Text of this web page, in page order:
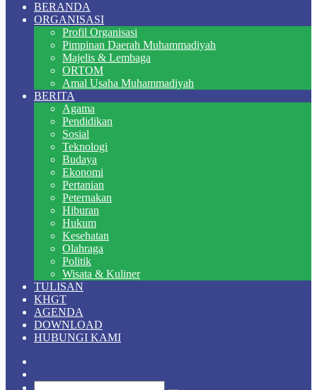
BERANDA
ORGANISASI
Profil Organisasi
Pimpinan Daerah Muhammadiyah
Majelis & Lembaga
ORTOM
Amal Usaha Muhammadiyah
BERITA
Agama
Pendidikan
Sosial
Teknologi
Budaya
Ekonomi
Pertanian
Peternakan
Hiburan
Hukum
Kesehatan
Olahraga
Politik
Wisata & Kuliner
TULISAN
KHGT
AGENDA
DOWNLOAD
HUBUNGI KAMI